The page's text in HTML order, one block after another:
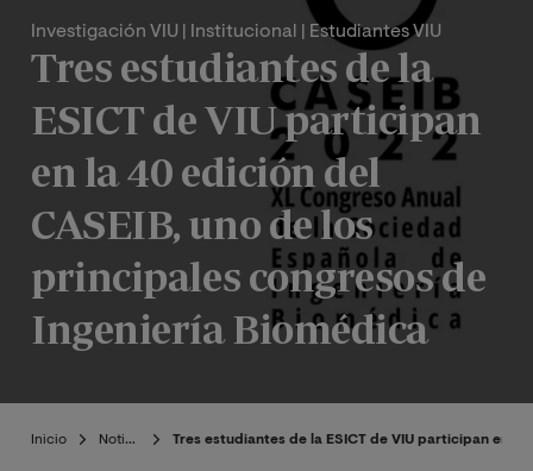
Investigación VIU | Institucional | Estudiantes VIU
Tres estudiantes de la
ESICT de VIU participan
en la 40 edición del
CASEIB, uno de los
principales congresos de
Ingeniería Biomédica
Inicio Noticias Tres estudiantes de la ESICT de VIU participan en